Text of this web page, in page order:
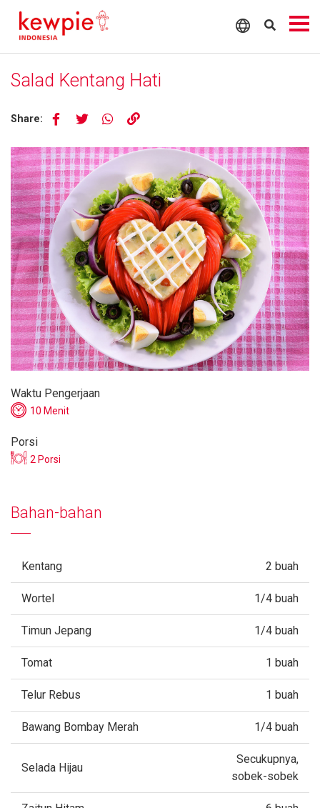
Salad Kentang Hati
Share:
Waktu Pengerjaan
10 Menit
Porsi
2 Porsi
Bahan-bahan
Kentang 2 buah
Wortel 1/4 buah
Timun Jepang 1/4 buah
Tomat 1 buah
Telur Rebus 1 buah
Bawang Bombay Merah 1/4 buah
Selada Hijau
Secukupnya,
sobek-sobek